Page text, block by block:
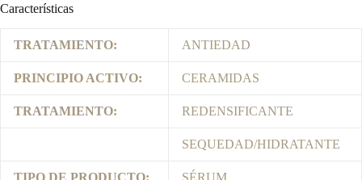
Características
TRATAMIENTO: ANTIEDAD
PRINCIPIO ACTIVO: CERAMIDAS
TRATAMIENTO: REDENSIFICANTE
SEQUEDAD/HIDRATANTE
TIPO DE PRODUCTO: SÉRUM